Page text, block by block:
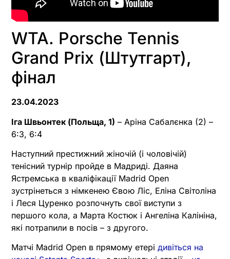
WTA. Porsche Tennis
Grand Prix (Штутгарт),
фінал
23.04.2023
Іга Швьонтек (Польща, 1) – Аріна Сабалєнка (2) –
6:3, 6:4
Наступний престижний жіночій (і чоловічій)
тенісний турнір пройде в Мадриді. Даяна
Ястремська в кваліфікації Madrid Open
зустрінеться з німкенею Євою Ліс, Еліна Світоліна
і Леся Цуренко розпочнуть свої виступи з
першого кола, а Марта Костюк і Ангеліна Калініна,
які потрапили в посів – з другого.
Матчі Madrid Open в прямому етері дивіться на